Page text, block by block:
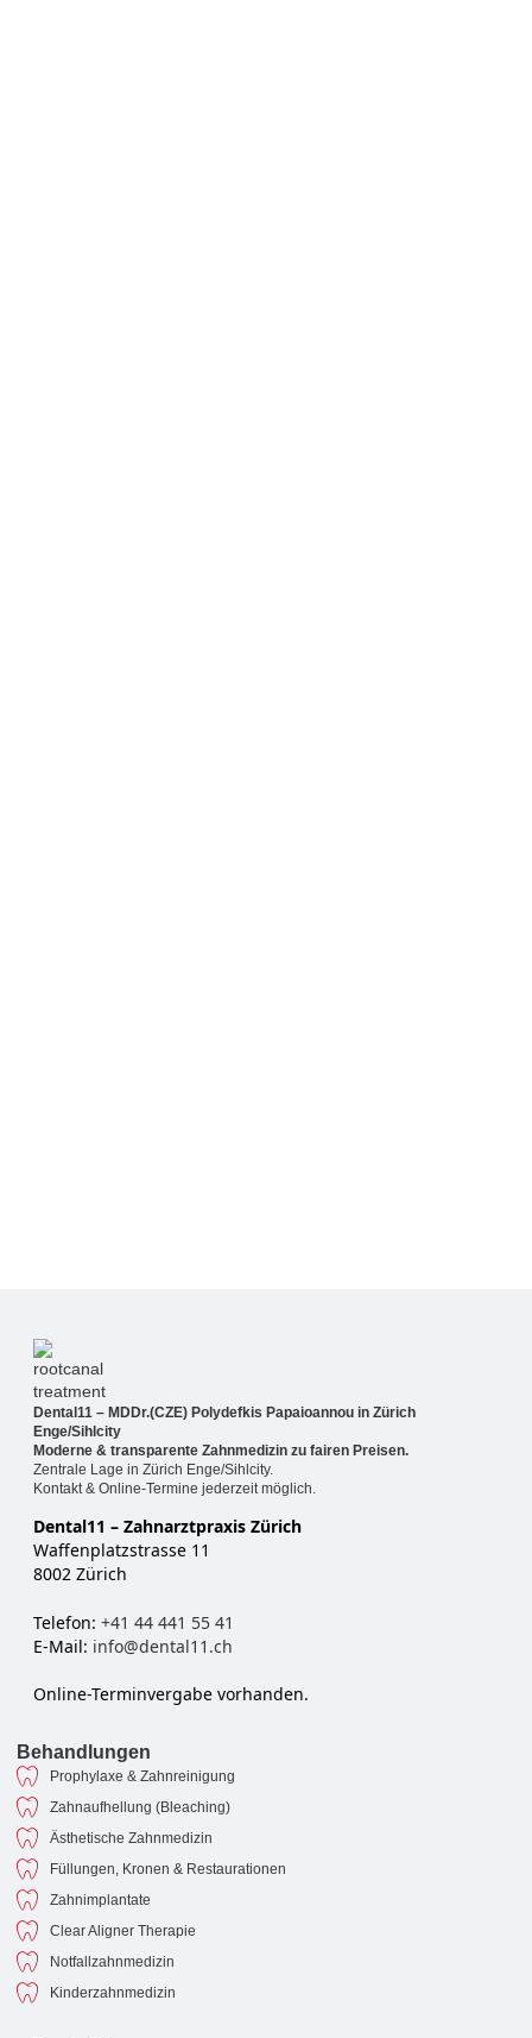
Dental11 – MDDr.(CZE) Polydefkis Papaioannou in Zürich
Enge/Sihlcity
Moderne & transparente Zahnmedizin zu fairen Preisen.
Zentrale Lage in Zürich Enge/Sihlcity.
Kontakt & Online-Termine jederzeit möglich.
Dental11 – Zahnarztpraxis Zürich
Waffenplatzstrasse 11
8002 Zürich
Telefon: +41 44 441 55 41
E-Mail: info@dental11.ch
Online-Terminvergabe vorhanden.
Behandlungen
Prophylaxe & Zahnreinigung
Zahnaufhellung (Bleaching)
Ästhetische Zahnmedizin
Füllungen, Kronen & Restaurationen
Zahnimplantate
Clear Aligner Therapie
Notfallzahnmedizin
Kinderzahnmedizin